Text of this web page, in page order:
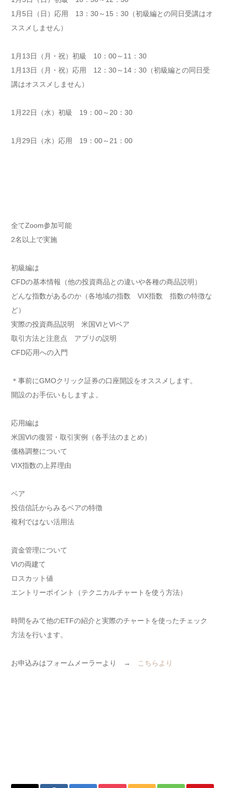
1月5日（日）応用 13：30～15：30（初級編との同日受講はオ
ススメしません）
1月13日（月・祝）初級 10：00～11：30
1月13日（月・祝）応用 12：30～14：30（初級編との同日受
講はオススメしません）
1月22日（水）初級 19：00～20：30
1月29日（水）応用 19：00～21：00
全てZoom参加可能
2名以上で実施
初級編は
CFDの基本情報（他の投資商品との違いや各種の商品説明）
どんな指数があるのか（各地域の指数 VIX指数 指数の特徴な
ど）
実際の投資商品説明 米国VIとVIベア
取引方法と注意点 アプリの説明
CFD応用への入門
＊事前にGMOクリック証券の口座開設をオススメします。
開設のお手伝いもしますよ。
応用編は
米国VIの復習・取引実例（各手法のまとめ）
価格調整について
VIX指数の上昇理由
ベア
投信信託からみるベアの特徴
複利ではない活用法
資金管理について
VIの両建て
ロスカット値
エントリーポイント（テクニカルチャートを使う方法）
時間をみて他のETFの紹介と実際のチャートを使ったチェック
方法を行います。
お申込みはフォームメーラーより → こちらより